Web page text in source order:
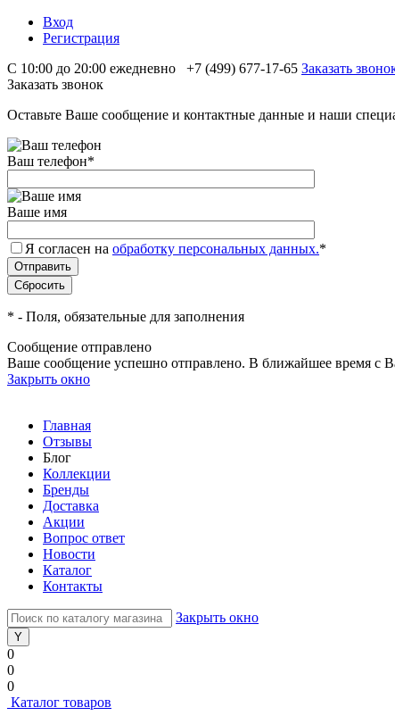
Вход
Регистрация
С 10:00 до 20:00 ежедневно
+7 (499) 677-17-65 Заказать
Заказать звонок
Оставьте Ваше сообщение и контактные данные и наши
Ваш телефон*
Ваше имя
Я согласен на обработку персональных данных.*
* - Поля, обязательные для заполнения
Сообщение отправлено
Ваше сообщение успешно отправлено. В ближайшее время с
Закрыть окно
Главная
Отзывы
Блог
Коллекции
Бренды
Доставка
Акции
Вопрос ответ
Новости
Каталог
Контакты
Закрыть окно
0
0
0
Каталог товаров